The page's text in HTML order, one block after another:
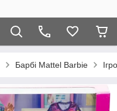
Барбi Mattel Barbie